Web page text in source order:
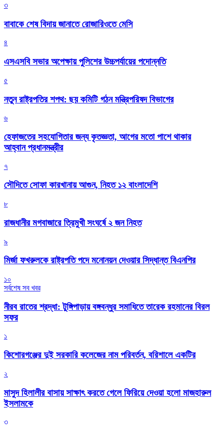
৩
বাবাকে শেষ বিদায় জানাতে রোজারিওতে মেসি
৪
এসএসবি সভার অপেক্ষায় পুলিশের উচ্চপর্যায়ের পদোন্নতি
৫
নতুন রাষ্ট্রপতির শপথ: ছয় কমিটি গঠন মন্ত্রিপরিষদ বিভাগের
৬
হেফাজতের সহযোগিতার জন্য কৃতজ্ঞতা, আগের মতো পাশে থাকার
আহ্বান প্রধানমন্ত্রীর
৭
সৌদিতে সোফা কারখানায় আগুন, নিহত ১২ বাংলাদেশি
৮
রাজধানীর মগবাজারে ত্রিমুখী সংঘর্ষে ২ জন নিহত
৯
মির্জা ফখরুলকে রাষ্ট্রপতি পদে মনোনয়ন দেওয়ার সিদ্ধান্ত বিএনপির
১০
সর্বশেষ সব খবর
নীরব রাতের শ্রদ্ধা: টুঙ্গিপাড়ায় বঙ্গবন্ধুর সমাধিতে তারেক রহমানের বিরল
সফর
১
কিশোরগঞ্জের দুই সরকারি কলেজের নাম পরিবর্তন, বরিশালে একটির
২
মাসুদ হিলালীর বাসায় সাক্ষাৎ করতে গেলে ফিরিয়ে দেওয়া হলো মাজহারুল
ইসলামকে
৩